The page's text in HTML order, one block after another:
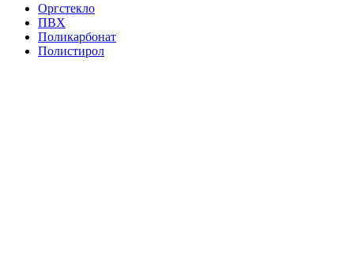
Оргстекло
ПВХ
Поликарбонат
Полистирол